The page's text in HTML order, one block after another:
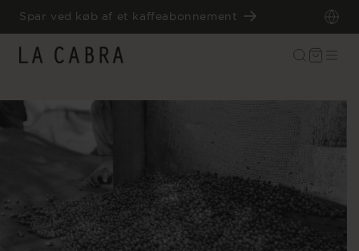
GÅ TIL
INDHOLD
Spar ved køb af et kaffeabonnement
Indkøbskurv